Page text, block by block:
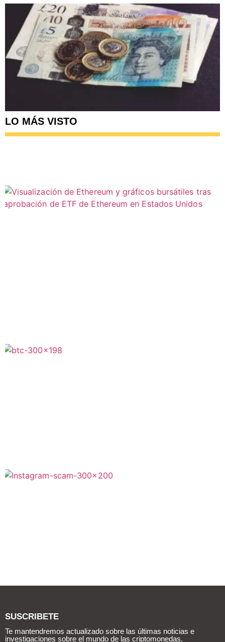
LO MÁS VISTO
SUSCRIBETE
Te mantendremos actualizado sobre las últimas noticias e
investigaciones sobre el mundo de las criptomonedas.